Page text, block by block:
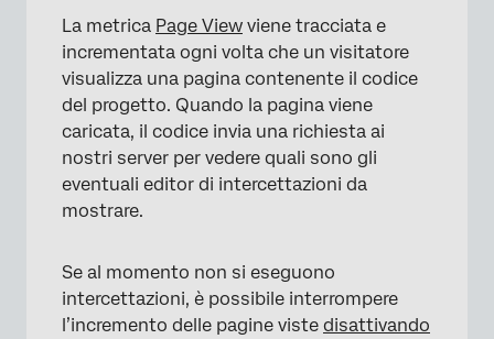
La metrica Page View viene tracciata e
incrementata ogni volta che un visitatore
visualizza una pagina contenente il codice
del progetto. Quando la pagina viene
caricata, il codice invia una richiesta ai
nostri server per vedere quali sono gli
eventuali editor di intercettazioni da
mostrare.
Se al momento non si eseguono
intercettazioni, è possibile interrompere
l’incremento delle pagine viste disattivando